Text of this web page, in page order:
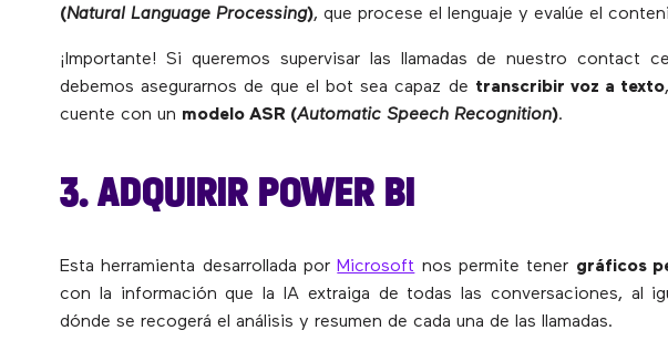
(Natural Language Processing), que procese el lenguaje y evalúe el
¡Importante! Si queremos supervisar las llamadas de nuestro contact
debemos asegurarnos de que el bot sea capaz de transcribir voz a texto
cuente con un modelo ASR (Automatic Speech Recognition).
3. ADQUIRIR POWER BI
Esta herramienta desarrollada por Microsoft nos permite tener gráficos
con la información que la IA extraiga de todas las conversaciones, al
dónde se recogerá el análisis y resumen de cada una de las llamadas.